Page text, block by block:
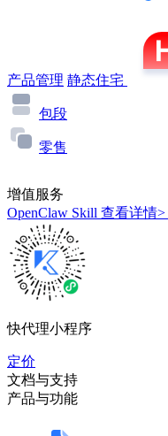
产品管理 静态住宅
包段
零售
增值服务
OpenClaw Skill 查看详情>
快代理小程序
定价
文档与支持
产品与功能